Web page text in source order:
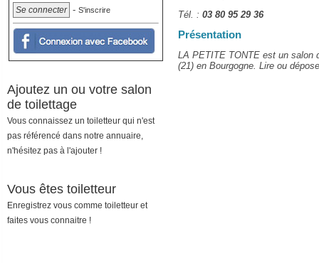
Tél. : 03 80 95 29 36
Présentation
LA PETITE TONTE est un salon
(21) en Bourgogne. Lire ou
- S'inscrire
Ajoutez un ou votre salon
de toilettage
Vous connaissez un toiletteur qui n'est
pas référencé dans notre annuaire,
n'hésitez pas à l'ajouter !
Vous êtes toiletteur
Enregistrez vous comme toiletteur et
faites vous connaitre !